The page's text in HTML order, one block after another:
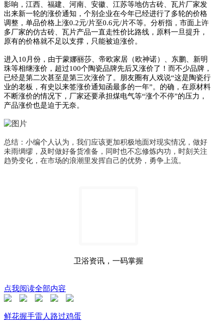
影响，江西、福建、河南、安徽、江苏等地仿古砖、瓦片厂家发
出来新一轮的涨价通知，个别企业在今年已经进行了多轮的价格
调整，单品价格上涨0.2元/片至0.6元/片不等。分析指，市面上许
多厂家的仿古砖、瓦片产品一直走性价比路线，原料一旦提升，
原有的价格就不足以支撑，只能被迫涨价。
进入10月份，由于蒙娜丽莎、帝欧家居（欧神诺）、东鹏、新明
珠等相继涨价，超过100个陶瓷品牌先后又涨价了！而不少品牌，
已经是第二次甚至是第三次涨价了。朋友圈有人戏说“这是陶瓷行
业的老板，有史以来签涨价通知函最多的一年”。的确，在原材料
不断涨价的情况下，厂家还要承担煤电气等“涨个不停”的压力，
产品涨价也是迫于无奈。
总结：小编个人认为，我们应该更加积极地面对现实情况，做好
未雨绸缪，及时做好备货准备，同时也不忘修炼内功，时刻关注
趋势变化，在市场的浪潮里发挥自己的优势，勇争上流。
卫浴资讯，一码掌握
点我阅读全部内容
鲜花握手雷人 路过鸡蛋